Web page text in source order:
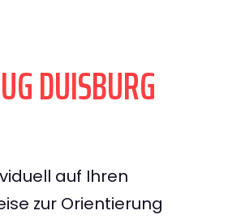
DUISBURG
auf Ihren
zur Orientierung